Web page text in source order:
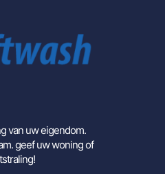
van uw eigendom.
geef uw woning of